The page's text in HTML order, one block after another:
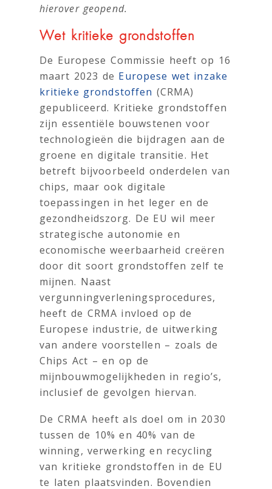
hierover geopend.
Wet kritieke grondstoffen
De Europese Commissie heeft op 16
maart 2023 de Europese wet inzake
kritieke grondstoffen (CRMA)
gepubliceerd. Kritieke grondstoffen
zijn essentiële bouwstenen voor
technologieën die bijdragen aan de
groene en digitale transitie. Het
betreft bijvoorbeeld onderdelen van
chips, maar ook digitale
toepassingen in het leger en de
gezondheidszorg. De EU wil meer
strategische autonomie en
economische weerbaarheid creëren
door dit soort grondstoffen zelf te
mijnen. Naast
vergunningverleningsprocedures,
heeft de CRMA invloed op de
Europese industrie, de uitwerking
van andere voorstellen – zoals de
Chips Act – en op de
mijnbouwmogelijkheden in regio’s,
inclusief de gevolgen hiervan.
De CRMA heeft als doel om in 2030
tussen de 10% en 40% van de
winning, verwerking en recycling
van kritieke grondstoffen in de EU
te laten plaatsvinden. Bovendien